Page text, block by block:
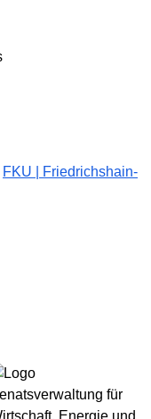
FKU | Friedrichshain-